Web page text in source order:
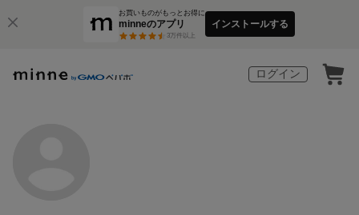
お買いものがもっとお得に
minneのアプリ
3万件以上
インストールする
ログイン